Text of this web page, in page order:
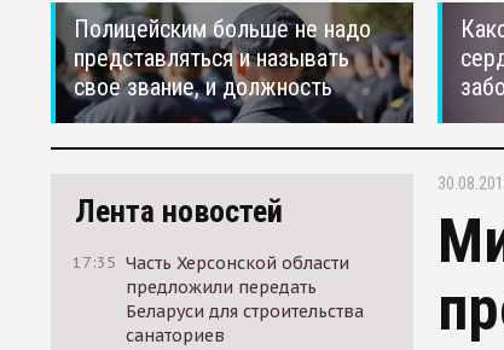
Полицейским больше не надо
представляться и называть
свое звание, и должность
Лента новостей
17:35 Часть Херсонской области
предложили передать
Беларуси для строительства
санаториев